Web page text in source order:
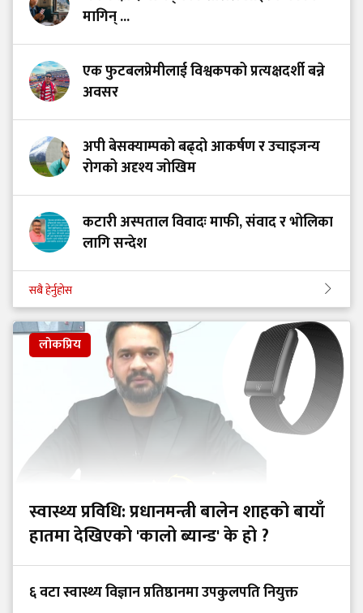
मागिन् ...
एक फुटबलप्रेमीलाई विश्वकपको प्रत्यक्षदर्शी बन्ने
अवसर
अपी बेसक्याम्पको बढ्दो आकर्षण र उचाइजन्य
रोगको अदृश्य जोखिम
कटारी अस्पताल विवादः माफी, संवाद र भोलिका
लागि सन्देश
सबै हेर्नुहोस
लोकप्रिय
स्वास्थ्य प्रविधि: प्रधानमन्त्री बालेन शाहको बायाँ
हातमा देखिएको 'कालो ब्यान्ड' के हो ?
६ वटा स्वास्थ्य विज्ञान प्रतिष्ठानमा उपकुलपति नियुक्त